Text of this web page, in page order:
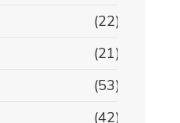
(22)
(21)
(53)
(42)